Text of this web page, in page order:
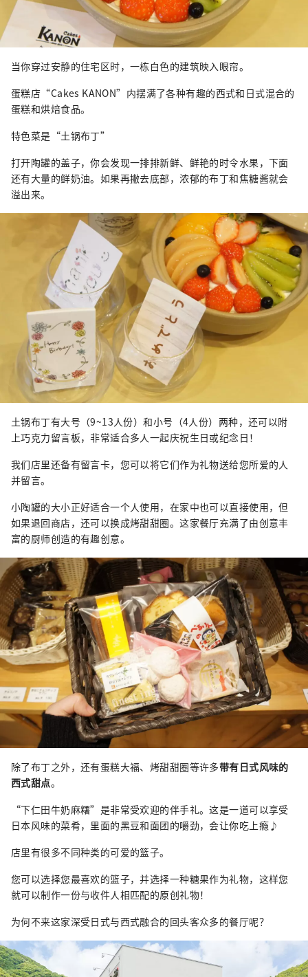
当你穿过安静的住宅区时，一栋白色的建筑映入眼帘。
蛋糕店“Cakes KANON”内摆满了各种有趣的西式和日式混合的
蛋糕和烘焙食品。
特色菜是“土锅布丁”
​​打开陶罐的盖子，你会发现一排排新鲜、鲜艳的时令水果，下面
还有大量的鲜奶油。如果再撇去底部，浓郁的布丁和焦糖酱就会
溢出来。
土锅布丁有大号（9~13人份）和小号（4人份）两种，还可以附
上巧克力留言板，非常适合多人一起庆祝生日或纪念日！
我们店里还备有留言卡，您可以将它们作为礼物送给您所爱的人
并留言。
小陶罐的大小正好适合一个人使用，在家中也可以直接使用，但
如果退回商店，还可以换成烤甜甜圈。这家餐厅充满了由创意丰
富的厨师创造的有趣创意。
除了布丁之外，还有蛋糕大福、烤甜甜圈等许多带有日式风味的
西式甜点。
“下仁田牛奶麻糬”是非常受欢迎的伴手礼。这是一道可以享受
日本风味的菜肴，里面的黑豆和面团的嚼劲，会让你吃上瘾♪
店里有很多不同种类的可爱的篮子。
您可以选择您最喜欢的篮子，并选择一种糖果作为礼物，这样您
就可以制作一份与收件人相匹配的原创礼物！
为何不来这家深受日式与西式融合的回头客众多的餐厅呢？